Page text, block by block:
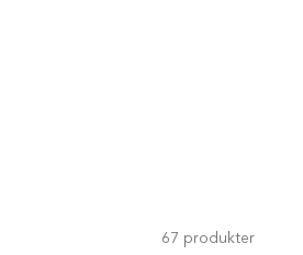
67 produkter